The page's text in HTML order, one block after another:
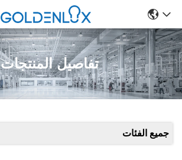
تفاصيل المنتجات
جميع الفئات